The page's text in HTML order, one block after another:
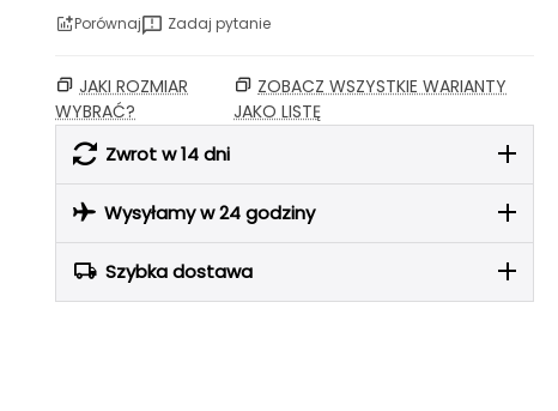
Porównaj Zadaj pytanie
JAKI ROZMIAR
WYBRAĆ?
ZOBACZ WSZYSTKIE WARIANTY
JAKO LISTĘ
Zwrot w 14 dni
Wysyłamy w 24 godziny
Szybka dostawa